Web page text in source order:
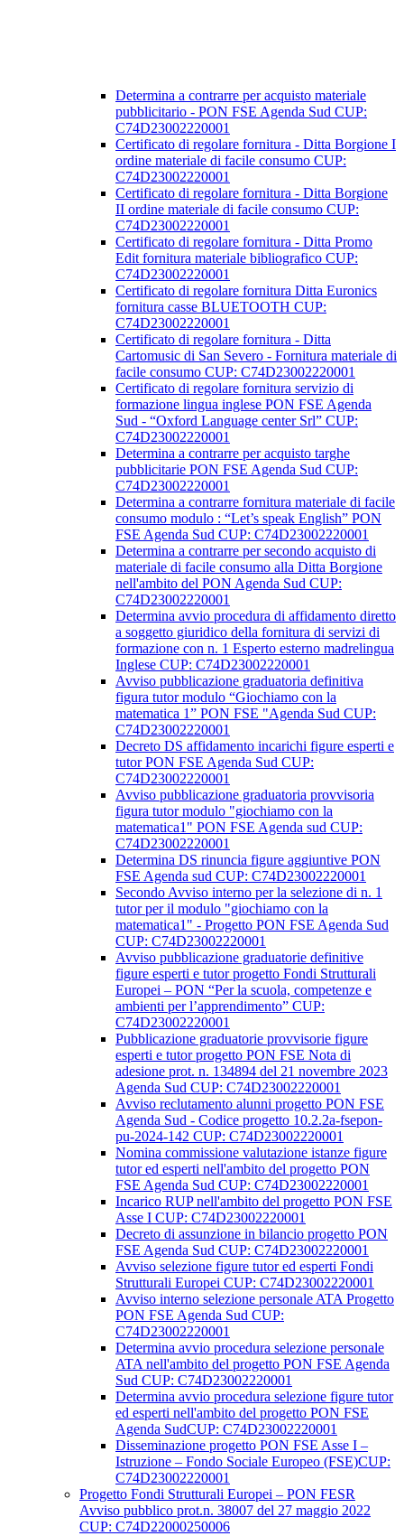
Determina a contrarre per acquisto materiale
pubblicitario - PON FSE Agenda Sud CUP:
C74D23002220001
Certificato di regolare fornitura - Ditta Borgione I
ordine materiale di facile consumo CUP:
C74D23002220001
Certificato di regolare fornitura - Ditta Borgione
II ordine materiale di facile consumo CUP:
C74D23002220001
Certificato di regolare fornitura - Ditta Promo
Edit fornitura materiale bibliografico CUP:
C74D23002220001
Certificato di regolare fornitura Ditta Euronics
fornitura casse BLUETOOTH CUP:
C74D23002220001
Certificato di regolare fornitura - Ditta
Cartomusic di San Severo - Fornitura materiale di
facile consumo CUP: C74D23002220001
Certificato di regolare fornitura servizio di
formazione lingua inglese PON FSE Agenda
Sud - “Oxford Language center Srl” CUP:
C74D23002220001
Determina a contrarre per acquisto targhe
pubblicitarie PON FSE Agenda Sud CUP:
C74D23002220001
Determina a contrarre fornitura materiale di facile
consumo modulo : “Let’s speak English” PON
FSE Agenda Sud CUP: C74D23002220001
Determina a contrarre per secondo acquisto di
materiale di facile consumo alla Ditta Borgione
nell'ambito del PON Agenda Sud CUP:
C74D23002220001
Determina avvio procedura di affidamento diretto
a soggetto giuridico della fornitura di servizi di
formazione con n. 1 Esperto esterno madrelingua
Inglese CUP: C74D23002220001
Avviso pubblicazione graduatoria definitiva
figura tutor modulo “Giochiamo con la
matematica 1” PON FSE "Agenda Sud CUP:
C74D23002220001
Decreto DS affidamento incarichi figure esperti e
tutor PON FSE Agenda Sud CUP:
C74D23002220001
Avviso pubblicazione graduatoria provvisoria
figura tutor modulo "giochiamo con la
matematica1" PON FSE Agenda sud CUP:
C74D23002220001
Determina DS rinuncia figure aggiuntive PON
FSE Agenda sud CUP: C74D23002220001
Secondo Avviso interno per la selezione di n. 1
tutor per il modulo "giochiamo con la
matematica1" - Progetto PON FSE Agenda Sud
CUP: C74D23002220001
Avviso pubblicazione graduatorie definitive
figure esperti e tutor progetto Fondi Strutturali
Europei – PON “Per la scuola, competenze e
ambienti per l’apprendimento” CUP:
C74D23002220001
Pubblicazione graduatorie provvisorie figure
esperti e tutor progetto PON FSE Nota di
adesione prot. n. 134894 del 21 novembre 2023
Agenda Sud CUP: C74D23002220001
Avviso reclutamento alunni progetto PON FSE
Agenda Sud - Codice progetto 10.2.2a-fsepon-
pu-2024-142 CUP: C74D23002220001
Nomina commissione valutazione istanze figure
tutor ed esperti nell'ambito del progetto PON
FSE Agenda Sud CUP: C74D23002220001
Incarico RUP nell'ambito del progetto PON FSE
Asse I CUP: C74D23002220001
Decreto di assunzione in bilancio progetto PON
FSE Agenda Sud CUP: C74D23002220001
Avviso selezione figure tutor ed esperti Fondi
Strutturali Europei CUP: C74D23002220001
Avviso interno selezione personale ATA Progetto
PON FSE Agenda Sud CUP:
C74D23002220001
Determina avvio procedura selezione personale
ATA nell'ambito del progetto PON FSE Agenda
Sud CUP: C74D23002220001
Determina avvio procedura selezione figure tutor
ed esperti nell'ambito del progetto PON FSE
Agenda SudCUP: C74D23002220001
Disseminazione progetto PON FSE Asse I –
Istruzione – Fondo Sociale Europeo (FSE)CUP:
C74D23002220001
Progetto Fondi Strutturali Europei – PON FESR
Avviso pubblico prot.n. 38007 del 27 maggio 2022
CUP: C74D22000250006